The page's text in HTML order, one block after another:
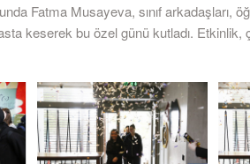
Fatma Musayeva, sınıf arkadaşları,
keserek bu özel günü kutladı. Etkinlik,